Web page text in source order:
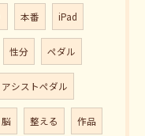
本番 iPad
性分 ペダル
アシストペダル
脳 整える 作品